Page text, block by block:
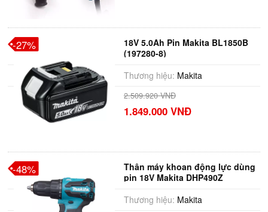
18V 5.0Ah Pin Makita BL1850B
(197280-8)
Thương hiệu: Makita
2.509.920 VNĐ
1.849.000 VNĐ
-27%
Thân máy khoan động lực dùng
pin 18V Makita DHP490Z
Thương hiệu: Makita
-48%